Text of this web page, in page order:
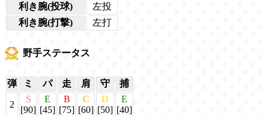
利き腕(投球)
左投
利き腕(打撃)
左打
野手ステータス
弾 ミ パ 走 肩 守 捕
2
S
[90]
E
[45]
B
[75]
C
[60]
D
[50]
E
[40]